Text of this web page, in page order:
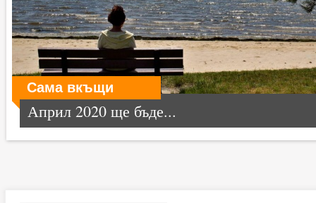
Сама вкъщи
Април 2020 ще бъде...